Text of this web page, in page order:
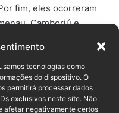
tecnologias como
do dispositivo. O
permitirá processar dados
exclusivos neste site. Não
afetar negativamente certos
fim, eles ocorreram
Camboriú e
indaial
Prisão